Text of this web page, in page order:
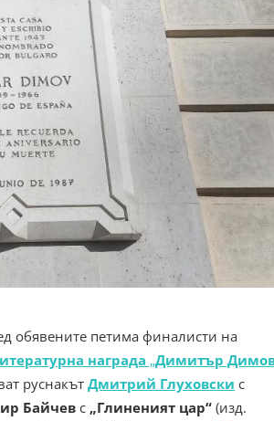
обявените петима финалисти на
награда „Димитър
руснакътДмитрий Глуховски с
Байчев с „Глиненият цар“ (изд.